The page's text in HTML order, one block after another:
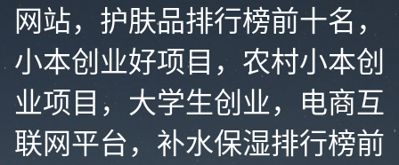
网站，护肤品排行榜前十名，
小本创业好项目，农村小本创
业项目，大学生创业，电商互
联网平台，补水保湿排行榜前